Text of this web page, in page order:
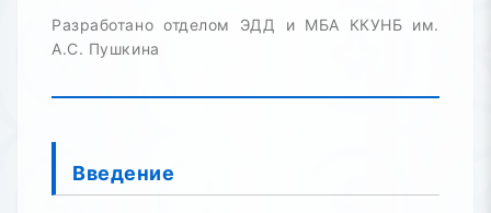
Разработано отделом ЭДД и МБА ККУНБ им.
А.С. Пушкина
Введение